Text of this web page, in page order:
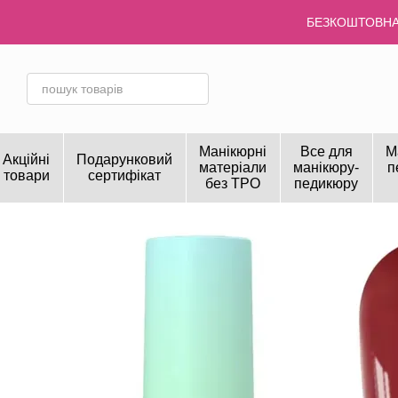
Акційні
товари
Подарунковий
сертифікат
Манікюрні
матеріали
без TPO
Все для
манікюру-
педикюру